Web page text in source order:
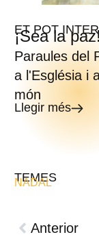
ET POT
¡Sea la
Paraules del
a l'Església i
món
Llegir més
TEMES
NADAL
Anterior